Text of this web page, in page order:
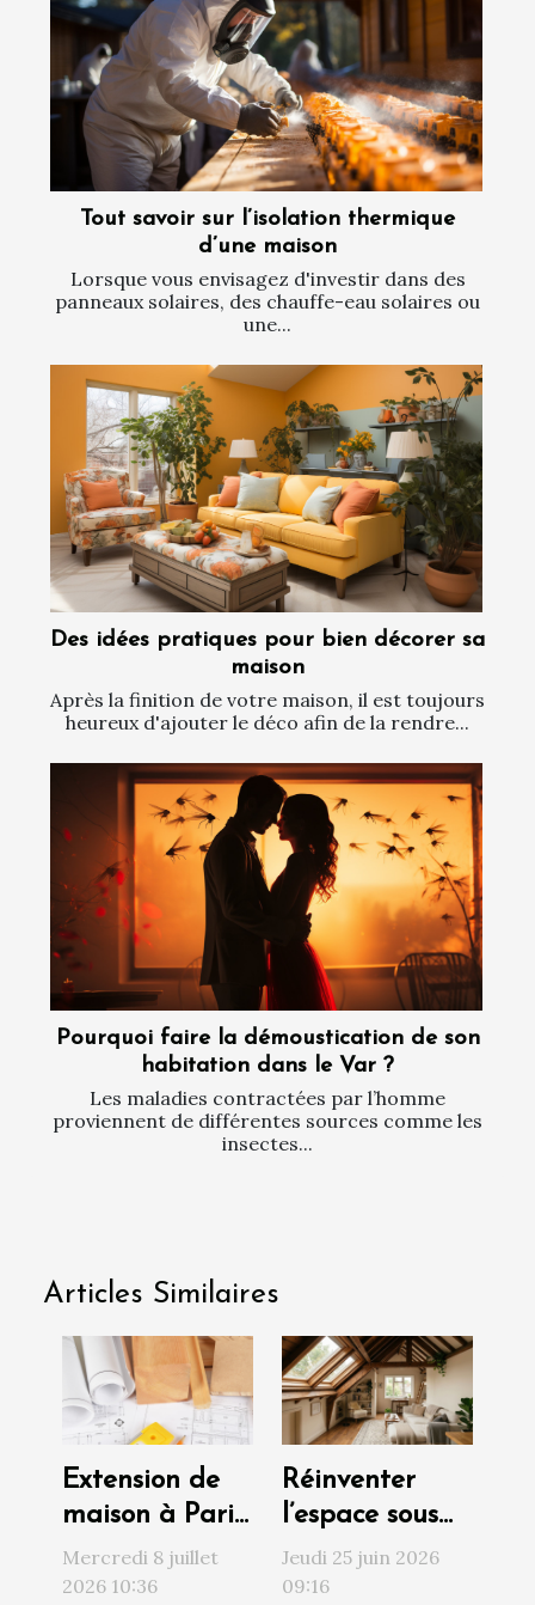
Tout savoir sur l’isolation thermique
d’une maison
Lorsque vous envisagez d'investir dans des
panneaux solaires, des chauffe-eau solaires ou
une...
Des idées pratiques pour bien décorer sa
maison
Après la finition de votre maison, il est toujours
heureux d'ajouter le déco afin de la rendre...
Pourquoi faire la démoustication de son
habitation dans le Var ?
Les maladies contractées par l’homme
proviennent de différentes sources comme les
insectes...
Articles Similaires
Extension de
maison à Paris
: ce que le PLU
autorise (et
Mercredi 8 juillet
2026 10:36
Réinventer
l’espace sous
toiture : au-
delà de la
Jeudi 25 juin 2026
09:16